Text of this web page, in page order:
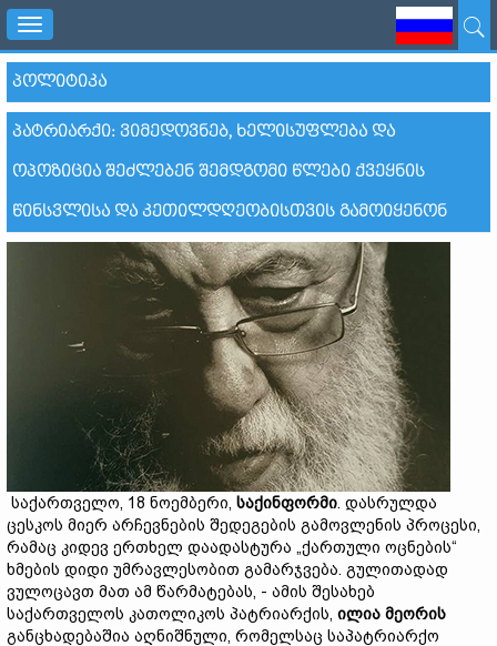
Toggle
navigation
ᲞᲝᲚᲘᲢᲘᲙᲐ
ᲞᲐᲢᲠᲘᲐᲠᲥᲘ: ᲕᲘᲛᲔᲓᲝᲕᲜᲔᲑ, ᲮᲔᲚᲘᲡᲣᲤᲚᲔᲑᲐ ᲓᲐ
ᲝᲞᲝᲖᲘᲪᲘᲐ ᲨᲔᲫᲚᲔᲑᲔᲜ ᲨᲔᲛᲓᲒᲝᲛᲘ ᲬᲚᲔᲑᲘ ᲥᲕᲔᲧᲜᲘᲡ
ᲬᲘᲜᲡᲕᲚᲘᲡᲐ ᲓᲐ ᲙᲔᲗᲘᲚᲓᲦᲔᲝᲑᲘᲡᲗᲕᲘᲡ ᲒᲐᲛᲝᲘᲧᲔᲜᲝᲜ
საქართველო, 18 ნოემბერი, საქინფორმი. დასრულდა
ცესკოს მიერ არჩევნების შედეგების გამოვლენის პროცესი,
რამაც კიდევ ერთხელ დაადასტურა „ქართული ოცნების“
ხმების დიდი უმრავლესობით გამარჯვება. გულითადად
ვულოცავთ მათ ამ წარმატებას, - ამის შესახებ
საქართველოს კათოლიკოს პატრიარქის, ილია მეორის
განცხადებაშია აღნიშნული, რომელსაც საპატრიარქო